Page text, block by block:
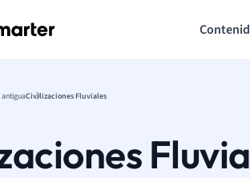
antiguaCivilizaciones Fluviales